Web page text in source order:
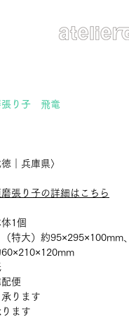
張り子 飛竜
徳｜兵庫県〉
張り子の詳細はこちら
1個
特大）約95×295×100mm、
60×210×120mm
便
ります
ます